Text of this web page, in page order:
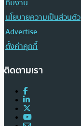
ทีมงาน
นโยบายความเป็นส่วนตัว
Advertise
ตั้งค่าคุกกี้
ติดตามเรา